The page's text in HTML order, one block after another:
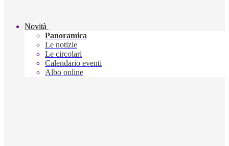
Novità
Panoramica
Le notizie
Le circolari
Calendario eventi
Albo online